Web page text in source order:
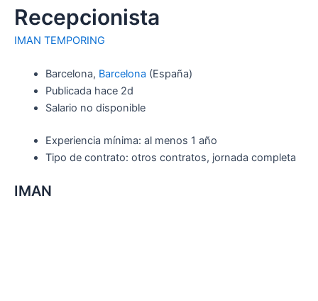
Recepcionista
IMAN TEMPORING
Barcelona, Barcelona (España)
Publicada hace 2d
Salario no disponible
Experiencia mínima: al menos 1 año
Tipo de contrato: otros contratos, jornada completa
IMAN